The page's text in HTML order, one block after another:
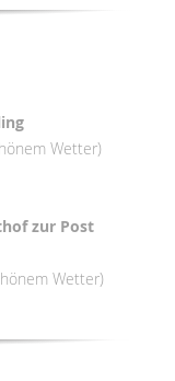
Wetter)
zur Post
Wetter)